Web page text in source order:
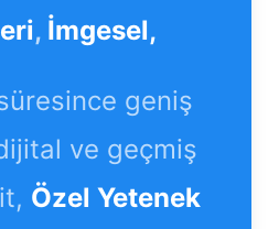
, İmgesel,
geniş
ve geçmiş
Özel Yetenek